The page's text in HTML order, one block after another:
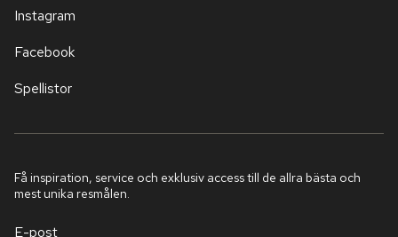
Instagram
Facebook
Spellistor
Få inspiration, service och exklusiv access till de allra bästa och
mest unika resmålen.
E-post